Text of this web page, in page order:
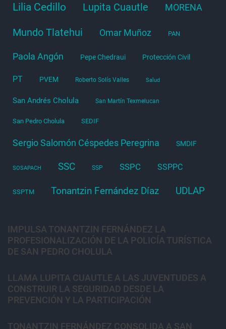
Lilia Cedillo Lupita Cuautle MORENA
Mundo Tlatehui Omar Muñoz PAN
Paola Angón Pepe Chedraui Protección Civil
PT PVEM Roberto Solís Valles Salud
San Andrés Cholula San Martín Texmelucan
San Pedro Cholula SEDIF
Sergio Salomón Céspedes Peregrina SMDIF
SOSAPACH SSC SSP SSPC SSPPC
SSPTM Tonantzin Fernández Díaz UDLAP
IMPULSA TONANTZIN FERNÁNDEZ LA
PROFESIONALIZACIÓN DE LA POLICÍA TURÍSTICA
DE SAN PEDRO CHOLULA
LLAMA LUPITA CUAUTLE A LAS JUVENTUDES A
CONSTRUIR LA SEGURIDAD DESDE LA
PREVENCIÓN Y LA PARTICIPACIÓN
TONANTZIN FERNÁNDEZ CONSOLIDA A SAN